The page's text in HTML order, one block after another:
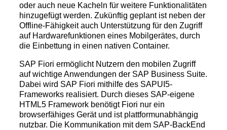
oder auch neue Kacheln für weitere Funktionalitäten
hinzugefügt werden. Zukünftig geplant ist neben der
Offline-Fähigkeit auch Unterstützung für den Zugriff
auf Hardwarefunktionen eines Mobilgerätes, durch
die Einbettung in einen nativen Container.
SAP Fiori ermöglicht Nutzern den mobilen Zugriff
auf wichtige Anwendungen der SAP Business Suite.
Dabei wird SAP Fiori mithilfe des SAPUI5-
Frameworks realisiert. Durch dieses SAP-eigene
HTML5 Framework benötigt Fiori nur ein
browserfähiges Gerät und ist plattformunabhängig
nutzbar. Die Kommunikation mit dem SAP-BackEnd